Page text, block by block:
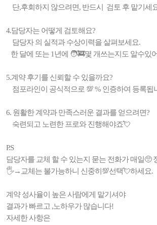
단,후회하지 않으려면, 반드시 검토 후 맡기세
4.담당자는 어떻게 검토해요?
담당자 의 실적과 수상이력을 살펴보세요.
한 달에 또는 1년에 🧑‍🚒몇 개쓰는지도 알수있
5.계약 후기를 신뢰할 수 있을까요?
점포라인이 공식적으로 💯 % 인증하여 등록됩
6. 원활한 계약과 만족스러운 결과를 얻으려면?
숙련되고 노련한 프로와 진행해야죠💘
P.S
담당자를 교체 할 수 있는지 묻는 전화가 매일🥺
🖐→교체는 불가능하니 신중히💯선택💘하세요.
계약 성사율이 높은 사람에게 맡기셔야
결과가 빠르고 ,노하우가 많습니다!
자세한 사항은